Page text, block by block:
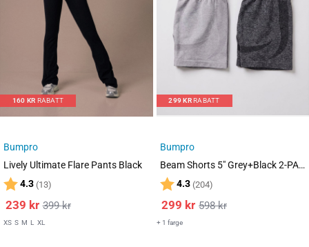
160 KR RABATT
Bumpro
Lively Ultimate Flare Pants Black
Karakter:
4.3 (13)
399kr
239 kr
XS S M L XL
299 KRRABATT
Bumpro
Beam Shorts 5″ Grey+Black 2-PACK
Karakter:
4.3(204)
598kr
299 kr
+ 1 farge